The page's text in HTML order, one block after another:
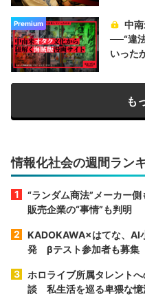
Premium
中
──“違
いった
も
情報化社会の週間ラン
“ランダム商法”メーカー
販売企業の“事情”も判明
KADOKAWA×はてな、AI
発 βテスト参加者も募集
ホロライブ所属タレント
談 私生活を巡る卑猥な憶